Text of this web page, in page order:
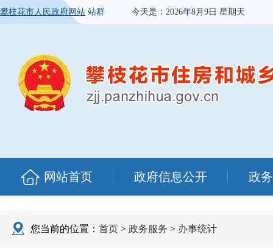
攀枝花市人民政府网站 站群 今天是： 2026年8月9日 星期天
网站首页 政府信息公开 政
您当前的位置： 首页 > 政务服务 > 办事统计